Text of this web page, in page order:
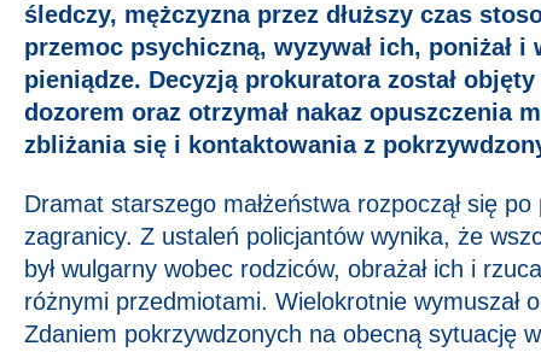
śledczy, mężczyzna przez dłuższy czas
przemoc psychiczną, wyzywał ich, poniżał i
pieniądze. Decyzją prokuratora został
dozorem oraz otrzymał nakaz opuszczenia
zbliżania się i kontaktowania z
Dramat starszego małżeństwa rozpoczął się
zagranicy. Z ustaleń policjantów wynika, że
był wulgarny wobec rodziców, obrażał ich i
różnymi przedmiotami. Wielokrotnie wymuszał
Zdaniem pokrzywdzonych na obecną sytuację